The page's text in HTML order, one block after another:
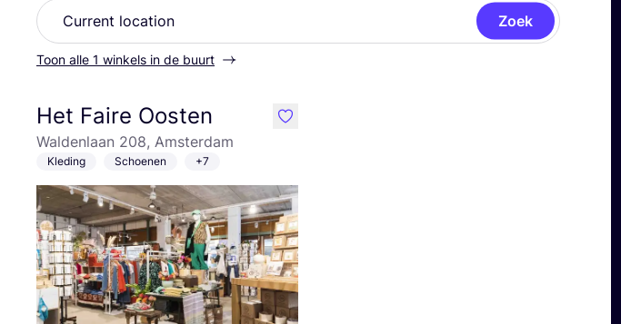
Zoek
Toon alle 1 winkels in de buurt
Het Faire Oosten
Waldenlaan 208, Amsterdam
Kleding Schoenen +7
like